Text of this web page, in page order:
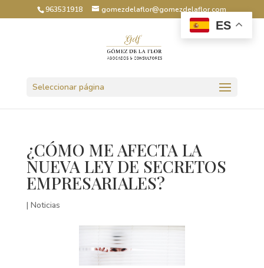
963531918 gomezdelaflor@gomezdelaflor.com
Seleccionar página
¿CÓMO ME AFECTA LA
NUEVA LEY DE SECRETOS
EMPRESARIALES?
| Noticias
ES